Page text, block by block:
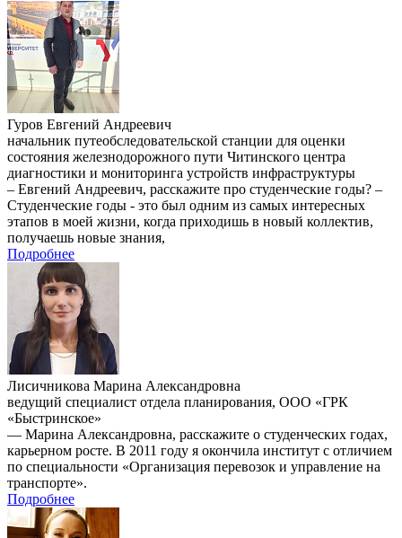
Гуров Евгений Андреевич
начальник путеобследовательской станции для оценки
состояния железнодорожного пути Читинского центра
диагностики и мониторинга устройств инфраструктуры
– Евгений Андреевич, расскажите про студенческие годы? –
Студенческие годы - это был одним из самых интересных
этапов в моей жизни, когда приходишь в новый коллектив,
получаешь новые знания,
Подробнее
Лисичникова Марина Александровна
ведущий специалист отдела планирования, ООО «ГРК
«Быстринское»
— Марина Александровна, расскажите о студенческих годах,
карьерном росте. В 2011 году я окончила институт с отличием
по специальности «Организация перевозок и управление на
транспорте».
Подробнее